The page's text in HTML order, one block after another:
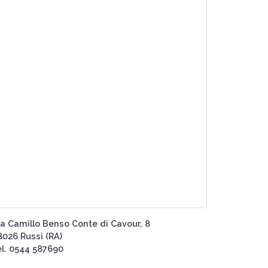
Camillo Benso Conte di Cavour, 8
Russi (RA)
0544 587690